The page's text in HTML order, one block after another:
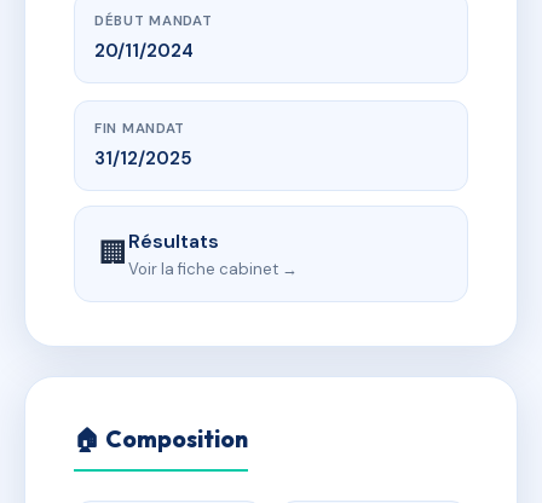
DÉBUT MANDAT
20/11/2024
FIN MANDAT
31/12/2025
🏢Résultats
Voir la fiche cabinet →
🏠 Composition